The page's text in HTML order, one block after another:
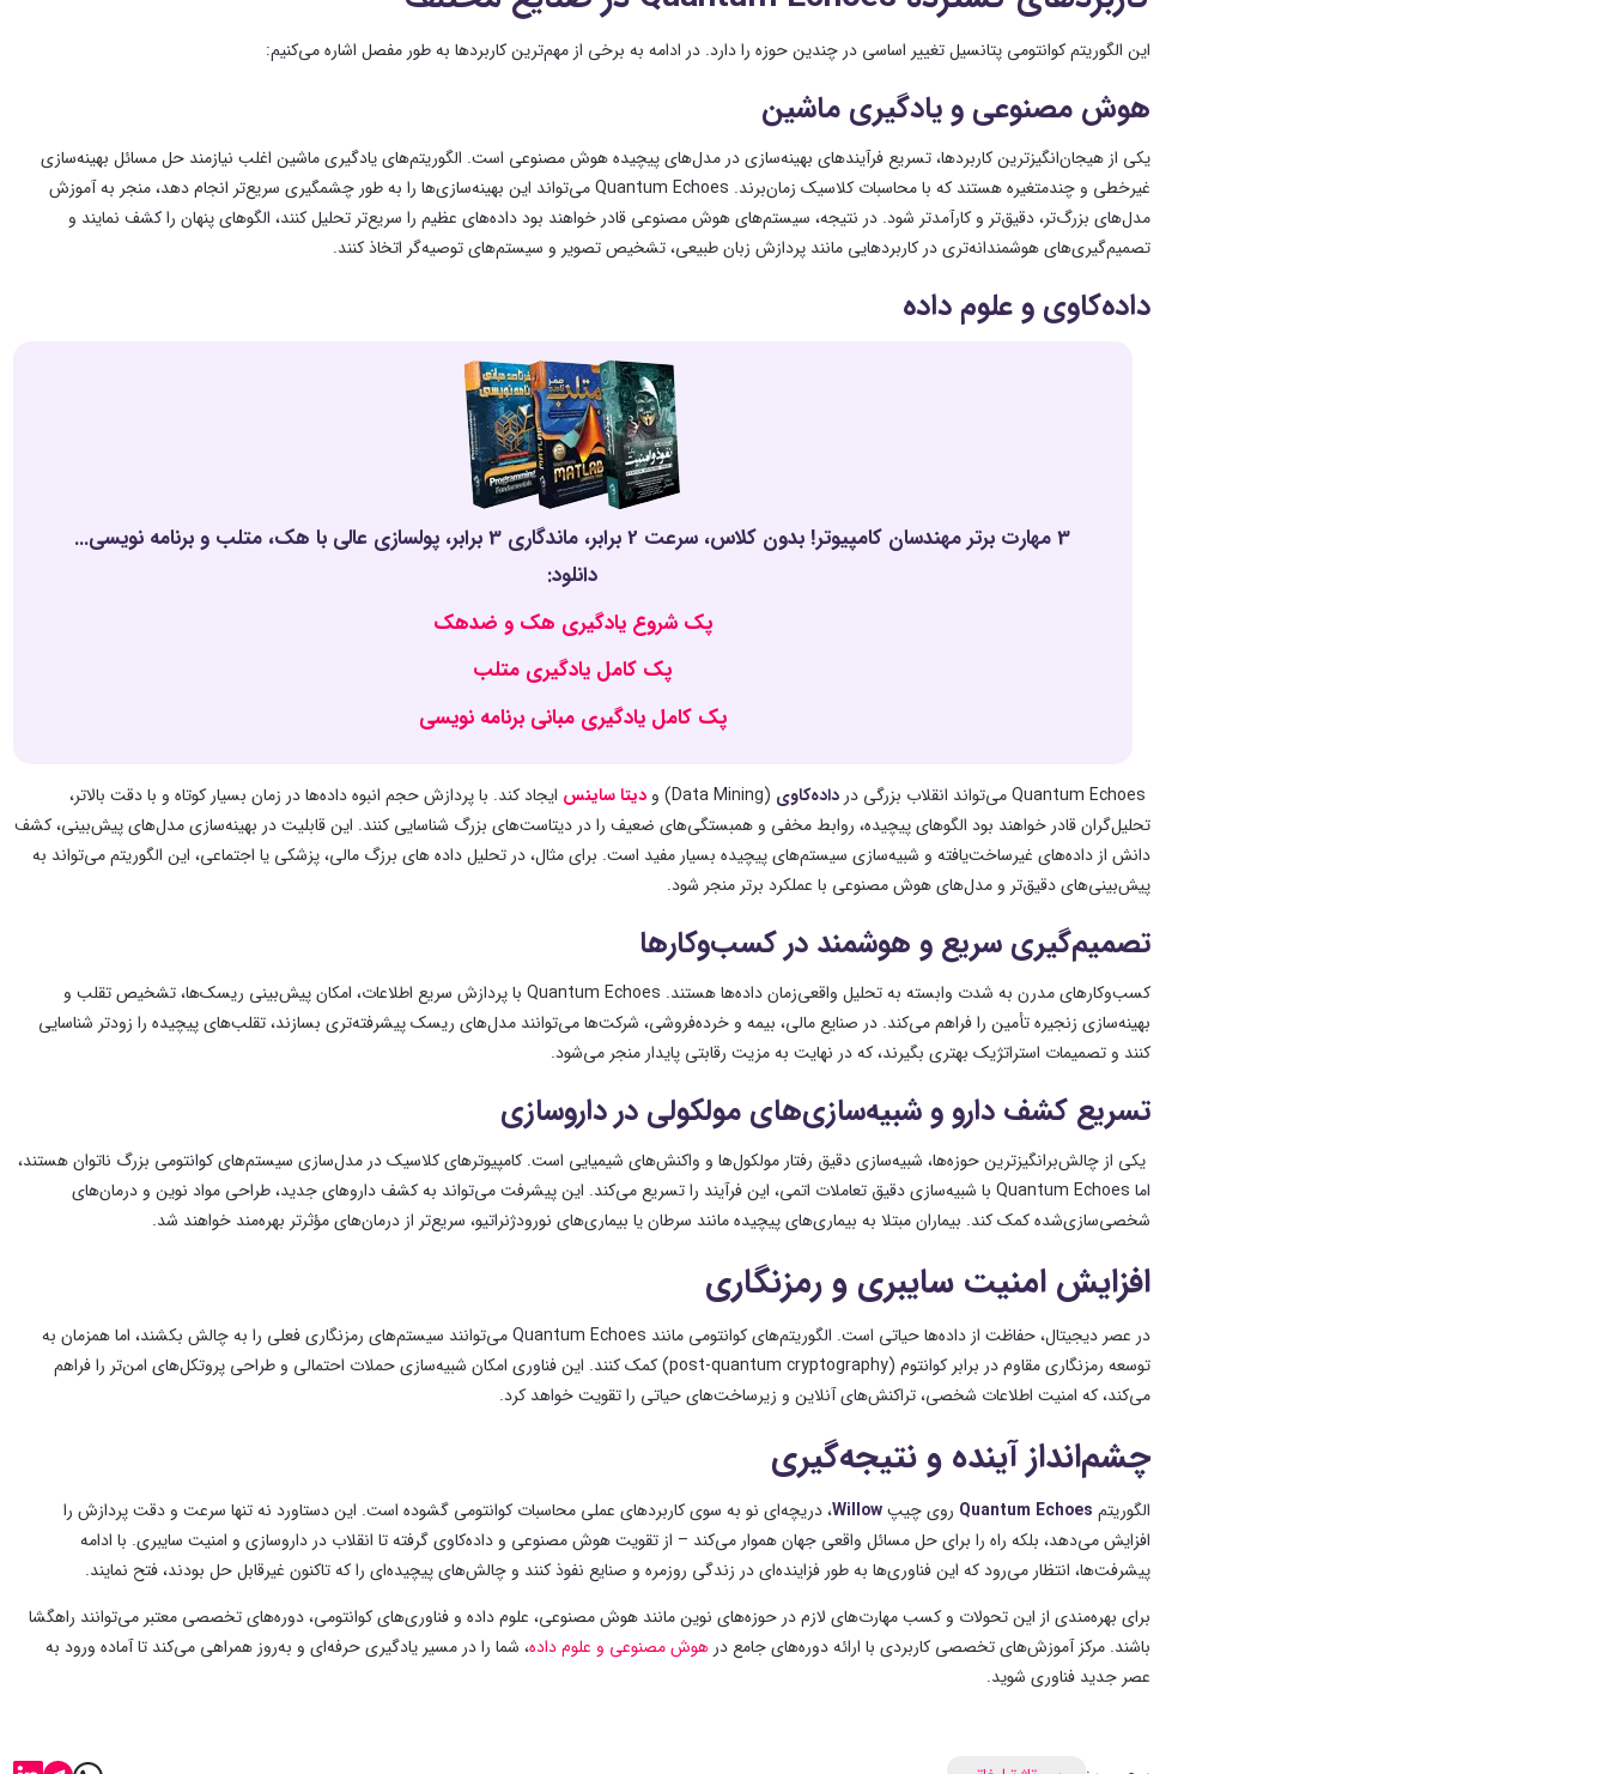
این الگوریتم کوانتومی پتانسیل تغییر اساسی در چندین حوزه را دارد. در ادامه به برخی از مهم‌ترین کاربردها به طور مفصل اشاره می‌کنیم:
هوش مصنوعی و یادگیری ماشین
یکی از هیجان‌انگیزترین کاربردها، تسریع فرآیندهای بهینه‌سازی در مدل‌های پیچیده هوش مصنوعی است. الگوریتم‌های یادگیری ماشین اغلب نیازمند حل مسائل بهینه‌سازی
غیرخطی و چندمتغیره هستند که با محاسبات کلاسیک زمان‌برند. Quantum Echoes می‌تواند این بهینه‌سازی‌ها را به طور چشمگیری سریع‌تر انجام دهد، منجر به آموزش
مدل‌های بزرگ‌تر، دقیق‌تر و کارآمدتر شود. در نتیجه، سیستم‌های هوش مصنوعی قادر خواهند بود داده‌های عظیم را سریع‌تر تحلیل کنند، الگوهای پنهان را کشف نمایند و
تصمیم‌گیری‌های هوشمندانه‌تری در کاربردهایی مانند پردازش زبان طبیعی، تشخیص تصویر و سیستم‌های توصیه‌گر اتخاذ کنند.
داده‌کاوی و علوم داده
3 مهارت برتر مهندسان کامپیوتر! بدون کلاس، سرعت 2 برابر، ماندگاری 3 برابر، پولسازی عالی با هک، متلب و برنامه نویسی...
دانلود:
پک شروع یادگیری هک و ضدهک
پک کامل یادگیری متلب
پک کامل یادگیری مبانی برنامه نویسی
داده‌کاوی (Data Mining) و دیتا ساینس ایجاد کند. با پردازش حجم انبوه داده‌ها در زمان بسیار کوتاه و با دقت بالاتر،
تحلیل‌گران قادر خواهند بود الگوهای پیچیده، روابط مخفی و همبستگی‌های ضعیف را در دیتاست‌های بزرگ شناسایی کنند. این قابلیت در بهینه‌سازی مدل‌های پیش‌بینی، کشف
دانش از داده‌های غیرساخت‌یافته و شبیه‌سازی سیستم‌های پیچیده بسیار مفید است. برای مثال، در تحلیل داده های برزگ مالی، پزشکی یا اجتماعی، این الگوریتم می‌تواند به
پیش‌بینی‌های دقیق‌تر و مدل‌های هوش مصنوعی با عملکرد برتر منجر شود.
تصمیم‌گیری سریع و هوشمند در کسب‌وکارها
کسب‌وکارهای مدرن به شدت وابسته به تحلیل واقعی‌زمان داده‌ها هستند. Quantum Echoes با پردازش سریع اطلاعات، امکان پیش‌بینی ریسک‌ها، تشخیص تقلب و
بهینه‌سازی زنجیره تأمین را فراهم می‌کند. در صنایع مالی، بیمه و خرده‌فروشی، شرکت‌ها می‌توانند مدل‌های ریسک پیشرفته‌تری بسازند، تقلب‌های پیچیده را زودتر شناسایی
کنند و تصمیمات استراتژیک بهتری بگیرند، که در نهایت به مزیت رقابتی پایدار منجر می‌شود.
تسریع کشف دارو و شبیه‌سازی‌های مولکولی در داروسازی
یکی از چالش‌برانگیزترین حوزه‌ها، شبیه‌سازی دقیق رفتار مولکول‌ها و واکنش‌های شیمیایی است. کامپیوترهای کلاسیک در مدل‌سازی سیستم‌های کوانتومی بزرگ ناتوان هستند،
اما Quantum Echoes با شبیه‌سازی دقیق تعاملات اتمی، این فرآیند را تسریع می‌کند. این پیشرفت می‌تواند به کشف داروهای جدید، طراحی مواد نوین و درمان‌های
شخصی‌سازی‌شده کمک کند. بیماران مبتلا به بیماری‌های پیچیده مانند سرطان یا بیماری‌های نورودژنراتیو، سریع‌تر از درمان‌های مؤثرتر بهره‌مند خواهند شد.
افزایش امنیت سایبری و رمزنگاری
در عصر دیجیتال، حفاظت از داده‌ها حیاتی است. الگوریتم‌های کوانتومی مانند Quantum Echoes می‌توانند سیستم‌های رمزنگاری فعلی را به چالش بکشند، اما همزمان به
توسعه رمزنگاری مقاوم در برابر کوانتوم (post-quantum cryptography) کمک کنند. این فناوری امکان شبیه‌سازی حملات احتمالی و طراحی پروتکل‌های امن‌تر را فراهم
می‌کند، که امنیت اطلاعات شخصی، تراکنش‌های آنلاین و زیرساخت‌های حیاتی را تقویت خواهد کرد.
چشم‌انداز آینده و نتیجه‌گیری
الگوریتم Quantum Echoes روی چیپWillow، دریچه‌ای نو به سوی کاربردهای عملی محاسبات کوانتومی گشوده است. این دستاورد نه تنها سرعت و دقت پردازش را
افزایش می‌دهد، بلکه راه را برای حل مسائل واقعی جهان هموار می‌کند – از تقویت هوش مصنوعی و داده‌کاوی گرفته تا انقلاب در داروسازی و امنیت سایبری. با ادامه
پیشرفت‌ها، انتظار می‌رود که این فناوری‌ها به طور فزاینده‌ای در زندگی روزمره و صنایع نفوذ کنند و چالش‌های پیچیده‌ای را که تاکنون غیرقابل حل بودند، فتح نمایند.
برای بهره‌مندی از این تحولات و کسب مهارت‌های لازم در حوزه‌های نوین مانند هوش مصنوعی، علوم داده و فناوری‌های کوانتومی، دوره‌های تخصصی معتبر می‌توانند راهگشا
باشند. مرکز آموزش‌های تخصصی کاربردی با ارائه دوره‌های جامع درهوش مصنوعی و علوم داده، شما را در مسیر یادگیری حرفه‌ای و به‌روز همراهی می‌کند تا آماده ورود به
عصر جدید فناوری شوید.